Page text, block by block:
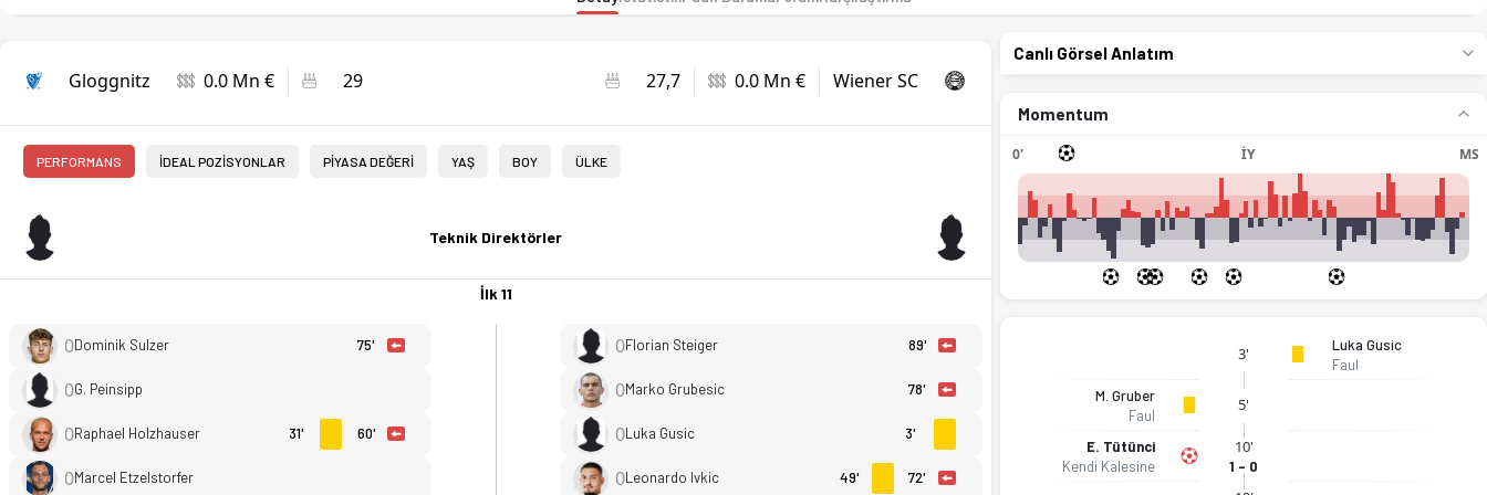
Gloggnitz 0.0 Mn € 29 Wiener SC
0.0 Mn €
27,7
PERFORMANS İDEAL POZİSYONLAR PİYASA DEĞERİ YAŞ BOY ÜLKE
Teknik Direktörler
İlk 11
0Dominik Sulzer 75'
0G. Peinsipp
0Raphael Holzhauser 31' 60'
0Marcel Etzelstorfer
0Florian Steiger 89'
0Marko Grubesic 78'
0Luka Gusic 3'
0Leonardo Ivkic 49' 72'
Canlı Görsel Anlatım
Momentum
0' İY MS
3'
Luka Gusic
Faul
M. Gruber
Faul
5'
E. Tütünci
Kendi Kalesine
10'
1 - 0